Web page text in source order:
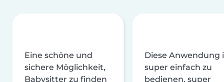
Eine schöne und
sichere Möglichkeit,
Babysitter zu finden
Diese Anwendung
super einfach zu
bedienen, super